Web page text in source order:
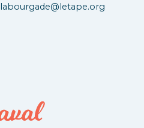
labourgade@letape.org